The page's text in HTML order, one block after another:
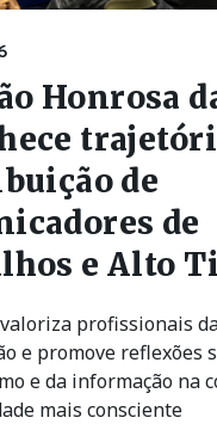
Honrosa
de
de
e Alto
profissionais
e promove reflexões
e da informação na
mais consciente